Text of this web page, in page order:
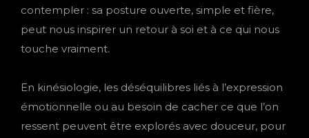
contempler : sa posture ouverte, simple et fière,
peut nous inspirer un retour à soi et à ce qui nous
touche vraiment.
En kinésiologie, les déséquilibres liés à l’expression
émotionnelle ou au besoin de cacher ce que l’on
ressent peuvent être explorés avec douceur, pour